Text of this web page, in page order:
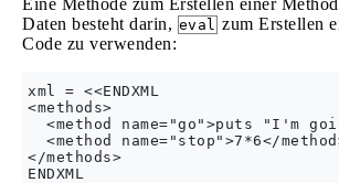
Eine Methode zum Erstellen einer
Daten besteht darin, eval zum Erstellen
Code zu verwenden:
xml = <<ENDXML
<methods>
<method name="go">puts "I'm
<method name="stop">7*6</
</methods>
ENDXML